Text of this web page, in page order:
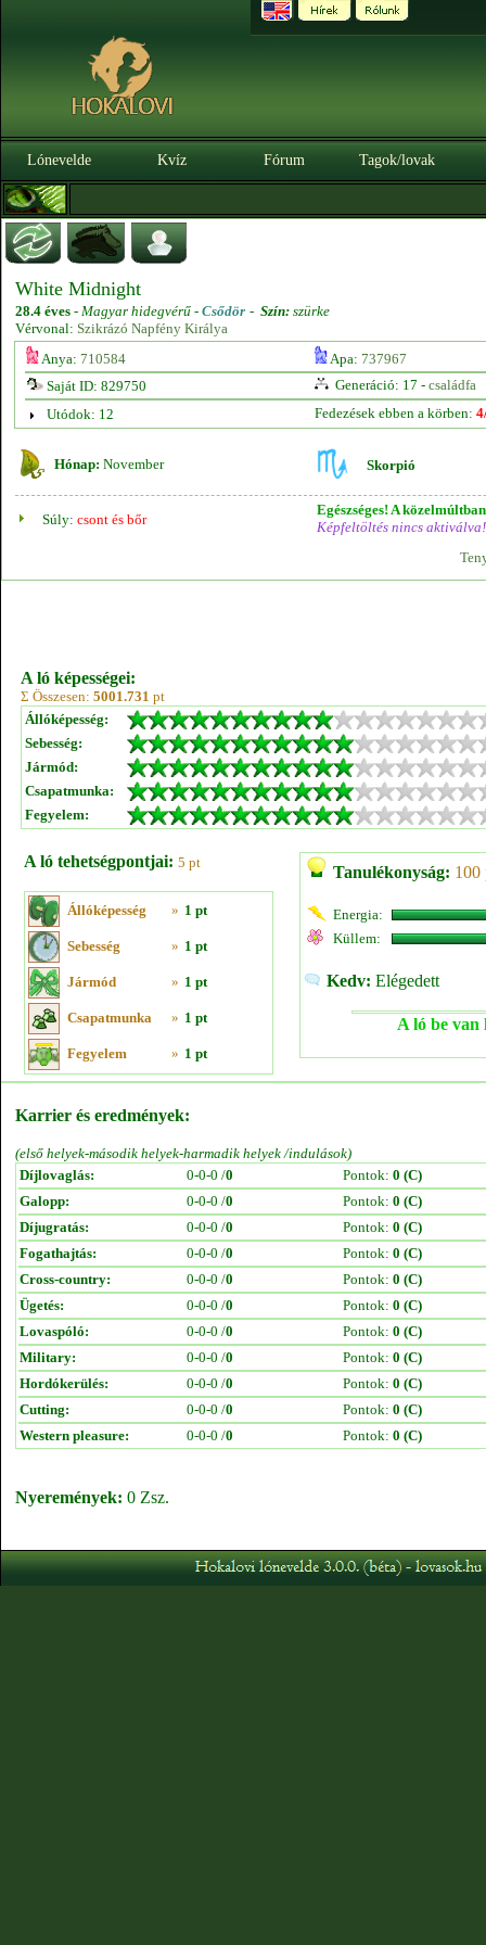
Lónevelde Kvíz Fórum Tagok/lovak
White Midnight
28.4 éves - Magyar hidegvérű - Csődör - Szín: szürke
Vérvonal: Szikrázó Napfény Királya
Anya: 710584 Apa: 737967
Saját ID: 829750
Generáció: 17 - családfa
Utódok: 12
Fedezések ebben a körben:
Hónap: November Skorpió
Súly: csont és bőr
Egészséges! A
Képfeltöltés nincs aktiválva!
A ló képességei:
Σ Összesen: 5001.731 pt
Állóképesség:
Sebesség:
Jármód:
Csapatmunka:
Fegyelem:
A ló tehetségpontjai: 5 pt
Állóképesség » 1 pt
Sebesség » 1 pt
Jármód » 1 pt
Csapatmunka » 1 pt
Fegyelem » 1 pt
Tanulékonyság: 100
Energia:
Küllem:
Kedv: Elégedett
A ló be van
Karrier és eredmények:
(első helyek-második helyek-harmadik helyek /indulások)
Díjlovaglás:
0-0-0 /0 Pontok: 0 (C)
Galopp:
0-0-0 /0 Pontok: 0 (C)
Díjugratás:
0-0-0 /0 Pontok: 0 (C)
Fogathajtás:
0-0-0 /0 Pontok: 0 (C)
Cross-country:
0-0-0 /0 Pontok: 0 (C)
Ügetés:
0-0-0 /0 Pontok: 0 (C)
Lovaspóló:
0-0-0 /0 Pontok: 0 (C)
Military:
0-0-0 /0 Pontok: 0 (C)
Hordókerülés:
0-0-0 /0 Pontok: 0 (C)
Cutting:
0-0-0 /0 Pontok: 0 (C)
Western pleasure:
0-0-0 /0 Pontok: 0 (C)
Nyeremények: 0 Zsz.